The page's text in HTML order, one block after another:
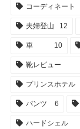
コーディネート
夫婦登山 12
車 10
靴レビュー
プリンスホテル
パンツ 6
ハードシェル